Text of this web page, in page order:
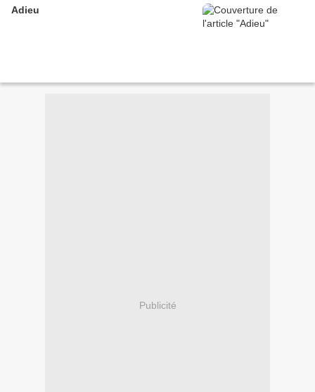
Adieu
Publicité